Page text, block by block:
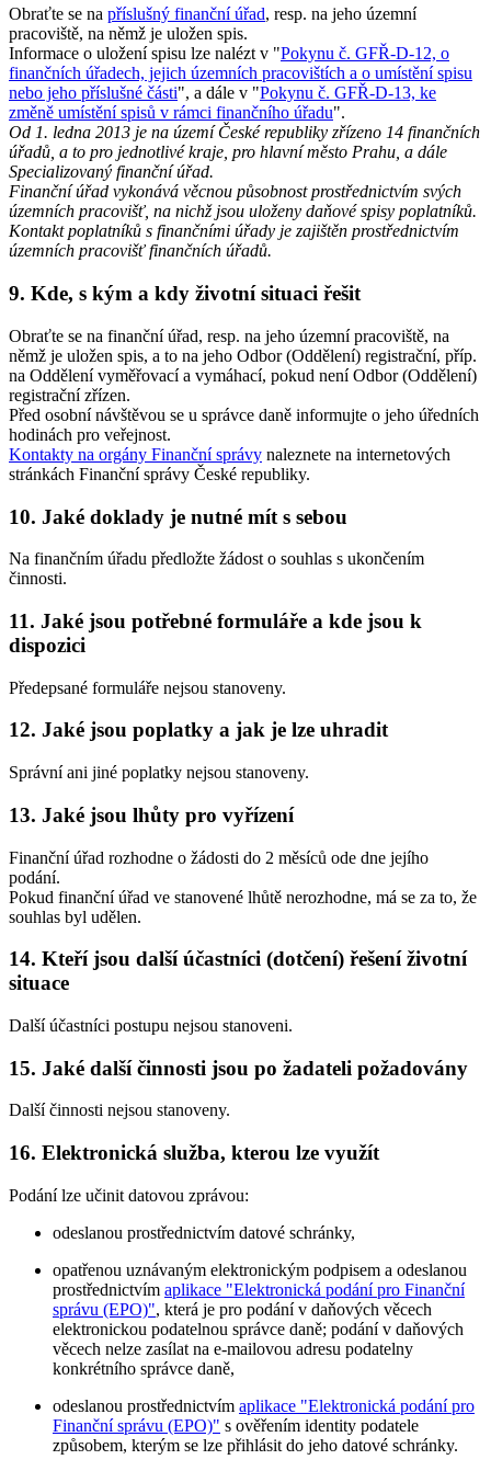
Obraťte se na příslušný finanční úřad, resp. na jeho územní
pracoviště, na němž je uložen spis.
Informace o uložení spisu lze nalézt v "Pokynu č. GFŘ-D-12, o
finančních úřadech, jejich územních pracovištích a o umístění spisu
nebo jeho příslušné části", a dále v "Pokynu č. GFŘ-D-13, ke
změně umístění spisů v rámci finančního úřadu".
Od 1. ledna 2013 je na území České republiky zřízeno 14 finančních
úřadů, a to pro jednotlivé kraje, pro hlavní město Prahu, a dále
Specializovaný finanční úřad.
Finanční úřad vykonává věcnou působnost prostřednictvím svých
územních pracovišť, na nichž jsou uloženy daňové spisy poplatníků.
Kontakt poplatníků s finančními úřady je zajištěn prostřednictvím
územních pracovišť finančních úřadů.
9. Kde, s kým a kdy životní situaci řešit
Obraťte se na finanční úřad, resp. na jeho územní pracoviště, na
němž je uložen spis, a to na jeho Odbor (Oddělení) registrační, příp.
na Oddělení vyměřovací a vymáhací, pokud není Odbor (Oddělení)
registrační zřízen.
Před osobní návštěvou se u správce daně informujte o jeho úředních
hodinách pro veřejnost.
Kontakty na orgány Finanční správy naleznete na internetových
stránkách Finanční správy České republiky.
10. Jaké doklady je nutné mít s sebou
Na finančním úřadu předložte žádost o souhlas s ukončením
činnosti.
11. Jaké jsou potřebné formuláře a kde jsou k
dispozici
Předepsané formuláře nejsou stanoveny.
12. Jaké jsou poplatky a jak je lze uhradit
Správní ani jiné poplatky nejsou stanoveny.
13. Jaké jsou lhůty pro vyřízení
Finanční úřad rozhodne o žádosti do 2 měsíců ode dne jejího
podání.
Pokud finanční úřad ve stanovené lhůtě nerozhodne, má se za to, že
souhlas byl udělen.
14. Kteří jsou další účastníci (dotčení) řešení životní
situace
Další účastníci postupu nejsou stanoveni.
15. Jaké další činnosti jsou po žadateli požadovány
Další činnosti nejsou stanoveny.
16. Elektronická služba, kterou lze využít
Podání lze učinit datovou zprávou:
odeslanou prostřednictvím datové schránky,
opatřenou uznávaným elektronickým podpisem a odeslanou
prostřednictvím aplikace "Elektronická podání pro Finanční
správu (EPO)", která je pro podání v daňových věcech
elektronickou podatelnou správce daně; podání v daňových
věcech nelze zasílat na e-mailovou adresu podatelny
konkrétního správce daně,
odeslanou prostřednictvím aplikace "Elektronická podání pro
Finanční správu (EPO)" s ověřením identity podatele
způsobem, kterým se lze přihlásit do jeho datové schránky.